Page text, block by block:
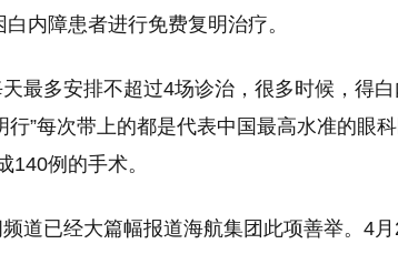
内障患者进行免费复明治疗。
最多安排不超过4场诊治，很多时候，得白
”每次带上的都是代表中国最高水准的眼
例的手术。
道已经大篇幅报道海航集团此项善举。4